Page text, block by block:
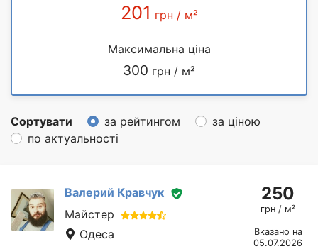
201 грн / м²
Максимальна ціна
300 грн / м²
Сортувати за рейтингом
за ціною
по актуальності
Валерий Кравчук
Майстер
Одеса
250
грн / м²
Вказано на
05.07.2026